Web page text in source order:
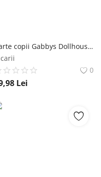
Carte copii Gabbys Dollhouse un cadou misterios Editura Litera
0
Lei